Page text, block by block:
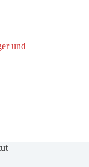
und